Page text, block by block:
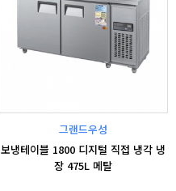
그랜드우성
보냉테이블 1800 디지털 직접 냉각 냉
장 475L 메탈